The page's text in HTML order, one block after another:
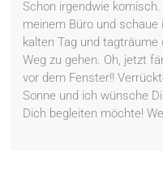
Schon irgendwie
meinem Büro und schaue
kalten Tag und
Weg zu gehen. Oh, jetzt
vor dem Fenster!!
Sonne und ich wünsche
Dich begleiten möchte!